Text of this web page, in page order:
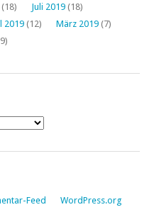
(18) Juli 2019 (18)
2019 (12) März 2019 (7)
Feed WordPress.org